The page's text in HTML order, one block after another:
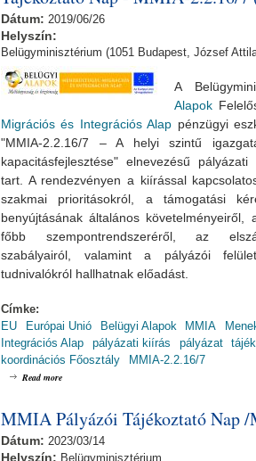
Dátum: 2019/06/26
Helyszín:
Belügyminisztérium (1051 Budapest, József
A
Alapok
Migrációs és Integrációs Alap pénzügyi
"MMIA-2.2.16/7 – A helyi szintű
kapacitásfejlesztése" elnevezésű
tart. A rendezvényen a kiírással
szakmai prioritásokról, a támogatási
benyújtásának általános követelményeiről,
főbb szempontrendszeréről, az
szabályairól, valamint a pályázói
tudnivalókról hallhatnak előadást.
Címke:
EU
Európai Unió Belügyi Alapok MMIA
Integrációs Alap
pályázati kiírás pályázat
koordinációs Főosztály
MMIA-2.2.16/7
Read more
MMIA Pályázói Tájékoztató Nap
Dátum: 2023/03/14
Helyszín: Belügyminisztérium